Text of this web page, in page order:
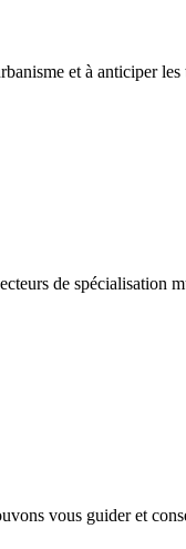
et à anticiper les
de
vous guider et